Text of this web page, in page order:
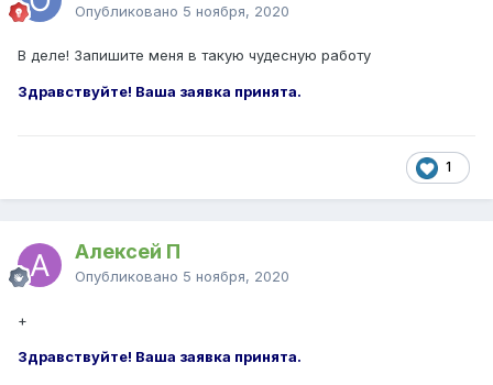
Опубликовано 5 ноября, 2020
В деле! Запишите меня в такую чудесную работу
Здравствуйте! Ваша заявка принята.
1
Алексей П
Опубликовано 5 ноября, 2020
+
Здравствуйте! Ваша заявка принята.